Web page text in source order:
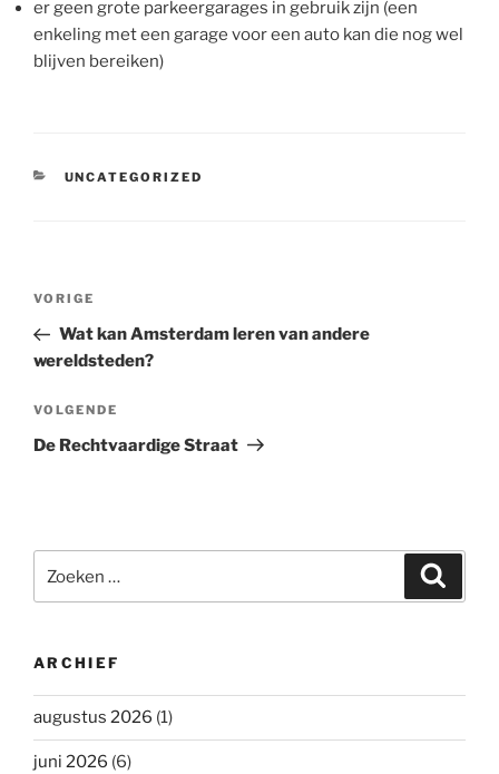
er geen grote parkeergarages in gebruik zijn (een
enkeling met een garage voor een auto kan die nog wel
blijven bereiken)
CATEGORIEËN
UNCATEGORIZED
Bericht
Vorig
bericht
VORIGE
Wat kan Amsterdam leren van andere
wereldsteden?
Volgend
bericht
VOLGENDE
De Rechtvaardige Straat
naar:
ARCHIEF
augustus 2026 (1)
juni 2026 (6)